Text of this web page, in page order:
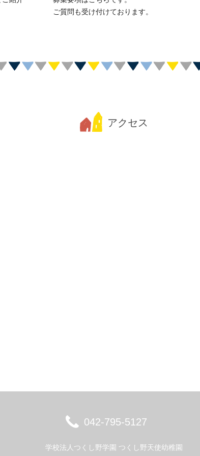
ご質問も受け付けております。
アクセス
042-795-5127
学校法人つくし野学園 つくし野天使幼稚園